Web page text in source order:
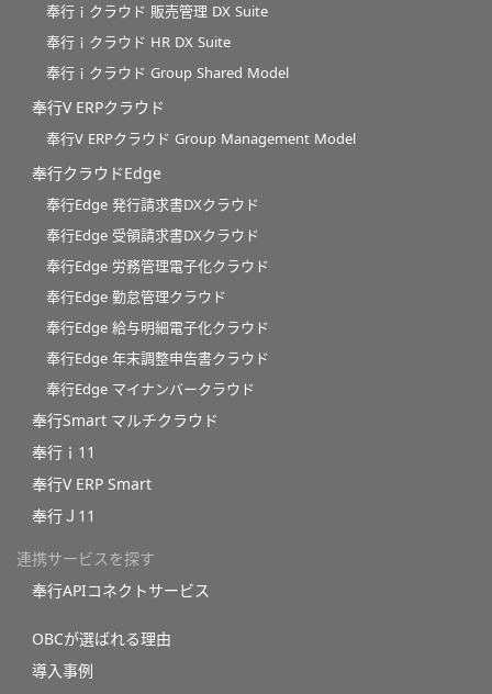
奉行ｉクラウド 販売管理 DX Suite
奉行ｉクラウド HR DX Suite
奉行ｉクラウド Group Shared Model
奉行V ERPクラウド
奉行V ERPクラウド Group Management Model
奉行クラウドEdge
奉行Edge 発行請求書DXクラウド
奉行Edge 受領請求書DXクラウド
奉行Edge 労務管理電子化クラウド
奉行Edge 勤怠管理クラウド
奉行Edge 給与明細電子化クラウド
奉行Edge 年末調整申告書クラウド
奉行Edge マイナンバークラウド
奉行Smart マルチクラウド
奉行ｉ11
奉行V ERP Smart
奉行Ｊ11
連携サービスを探す
奉行APIコネクトサービス
OBCが選ばれる理由
導入事例